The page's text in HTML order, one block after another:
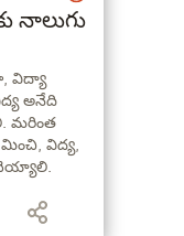
నాలుగు
విద్యా
అనేది
మరింత
విద్య,
-